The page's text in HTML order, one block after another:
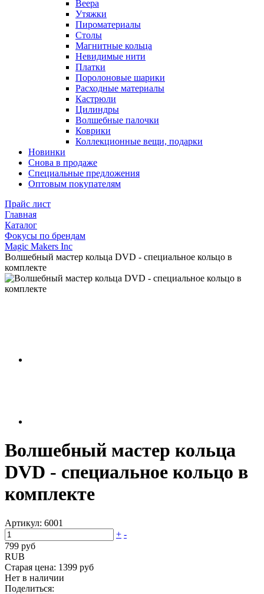
Веера
Утяжки
Пироматериалы
Столы
Магнитные кольца
Невидимые нити
Платки
Поролоновые шарики
Расходные материалы
Кастрюли
Цилиндры
Волшебные палочки
Коврики
Коллекционные вещи, подарки
Новинки
Снова в продаже
Специальные предложения
Оптовым покупателям
Прайс лист
Главная
Каталог
Фокусы по брендам
Magic Makers Inc
Волшебный мастер кольца DVD - специальное кольцо в
комплекте
Волшебный мастер кольца
DVD - специальное кольцо в
комплекте
Артикул: 6001
+ -
799 руб
RUB
Старая цена: 1399 руб
Нет в наличии
Поделиться: